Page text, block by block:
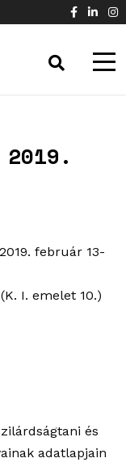
február 13-
I. emelet 10.)
és
adatlapjain